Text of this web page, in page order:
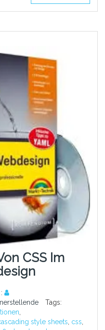
CSS Im
Tags:
,
style sheets, css,